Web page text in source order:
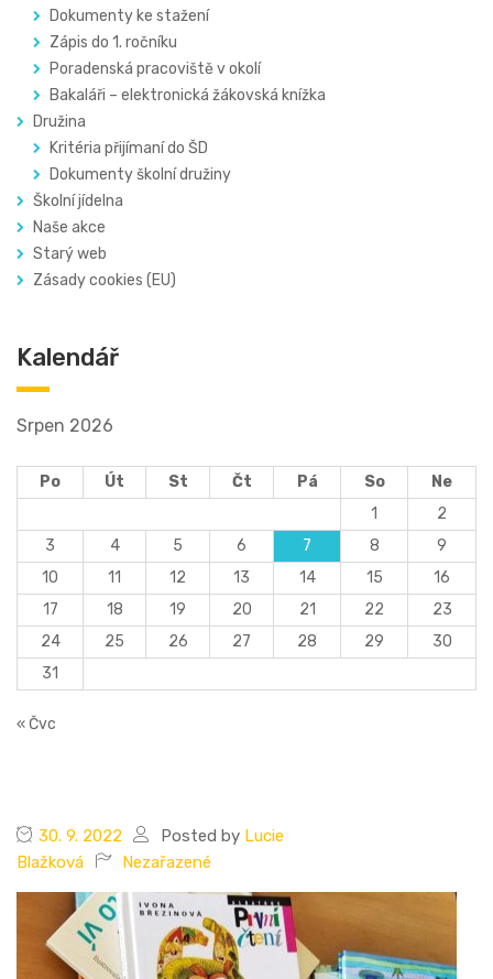
Dokumenty ke stažení
Zápis do 1. ročníku
Poradenská pracoviště v okolí
Bakaláři – elektronická žákovská knížka
Družina
Kritéria přijímaní do ŠD
Dokumenty školní družiny
Školní jídelna
Naše akce
Starý web
Zásady cookies (EU)
Kalendář
Srpen 2026
Po Út St Čt Pá So
Ne
1
2
3
4 5 6 7 8
9
10
11 12 13 14 15
16
17
18 19 20 21 22
23
24
25 26 27 28 29
30
31
« Čvc
30. 9. 2022 Posted by Lucie
Blažková
Nezařazené